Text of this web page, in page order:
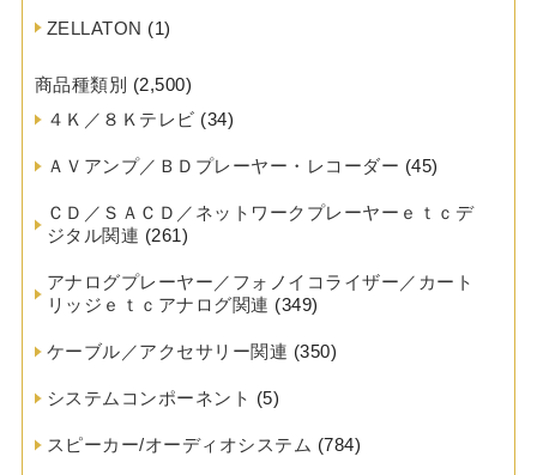
ZELLATON (1)
商品種類別 (2,500)
４Ｋ／８Ｋテレビ (34)
ＡＶアンプ／ＢＤプレーヤー・レコーダー (45)
ＣＤ／ＳＡＣＤ／ネットワークプレーヤーｅｔｃデ
ジタル関連 (261)
アナログプレーヤー／フォノイコライザー／カート
リッジｅｔｃアナログ関連 (349)
ケーブル／アクセサリー関連 (350)
システムコンポーネント (5)
スピーカー/オーディオシステム (784)